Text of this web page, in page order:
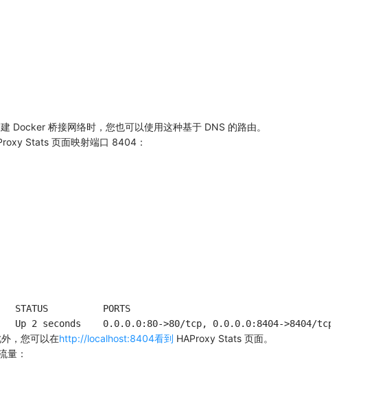
Docker 桥接网络时，您也可以使用这种基于 DNS 的路由。
Stats 页面映射端口 8404：
STATUS          PORTS                                        NAMES
，您可以在http://localhost:8404看到 HAProxy Stats 页面。
量：